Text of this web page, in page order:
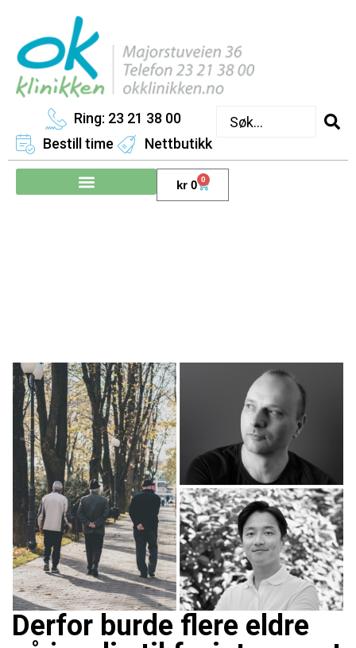
Ring: 23 21 38 00
Bestill time
Nettbutikk
kr 0 0
Derfor burde flere eldre